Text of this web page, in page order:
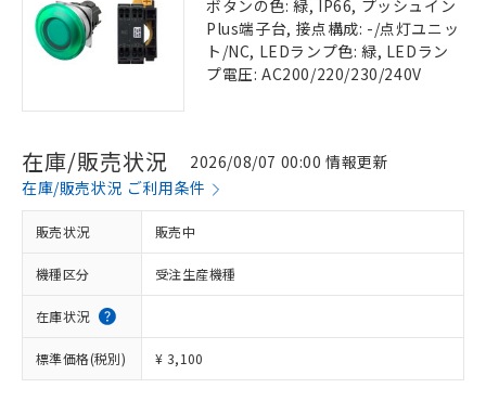
ボタンの色: 緑, IP66, プッシュイン
Plus端子台, 接点構成: -/点灯ユニッ
ト/NC, LEDランプ色: 緑, LEDラン
プ電圧: AC200/220/230/240V
在庫/販売状況
2026/08/07 00:00 情報更新
在庫/販売状況 ご利用条件
販売状況 販売中
機種区分 受注生産機種
在庫状況
標準価格(税別) ¥ 3,100